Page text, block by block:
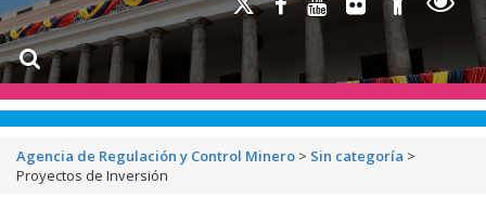
Agencia de Regulación y Control Minero > Sin categoría >
Proyectos de Inversión